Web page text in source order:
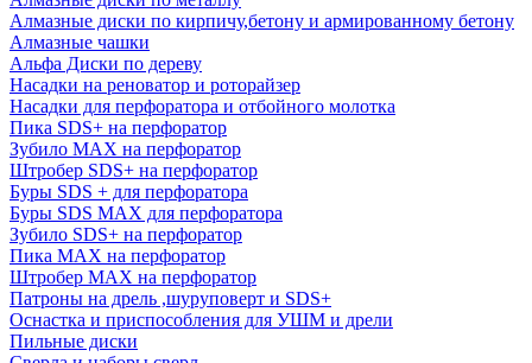
Алмазные диски по кирпичу,бетону и армированному бетону
Алмазные чашки
Альфа Диски по дереву
Насадки на реноватор и роторайзер
Насадки для перфоратора и отбойного молотка
Пика SDS+ на перфоратор
Зубило MAX на перфоратор
Штробер SDS+ на перфоратор
Буры SDS + для перфоратора
Буры SDS MAX для перфоратора
Зубило SDS+ на перфоратор
Пика MAX на перфоратор
Штробер MAX на перфоратор
Патроны на дрель ,шуруповерт и SDS+
Оснастка и приспособления для УШМ и дрели
Пильные диски